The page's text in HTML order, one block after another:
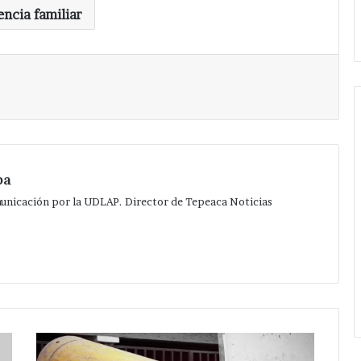
familiar
por la UDLAP. Director de Tepeaca Noticias
Ligero
incremento
a uno